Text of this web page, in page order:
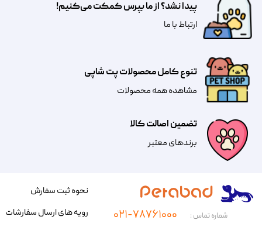
تضمین اصالت کالا
​​برندهای معتبر​​​​​​​
تنوع کامل محصولات پت شاپی
مشاهده همه محصولات
پیدا نشد؟ از ما بپرس کمکت می‌کنیم!
​​​ارتباط با ما
شماره تماس : ۰۲۱-۷۸۷۶۱۰۰۰
نحوه ثبت سفارش
رویه های ارسال سفارشات